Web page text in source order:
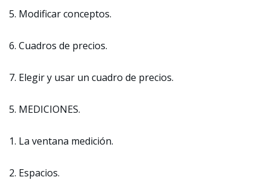
5. Modificar conceptos.
6. Cuadros de precios.
7. Elegir y usar un cuadro de precios.
5. MEDICIONES.
1. La ventana medición.
2. Espacios.